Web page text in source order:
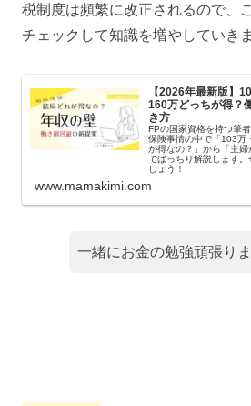
税制度は頻繁に改正されるので、
チェックして知識を増やしていき
【2026年最新版】
160万どっちが得？
き方
FPの国家資格を持つ筆
保険事情の中で「103万
が得なの？」から「主
でばっちり解説します
しょう！
www.mamakimi.com
一緒にお金の勉強頑張りま